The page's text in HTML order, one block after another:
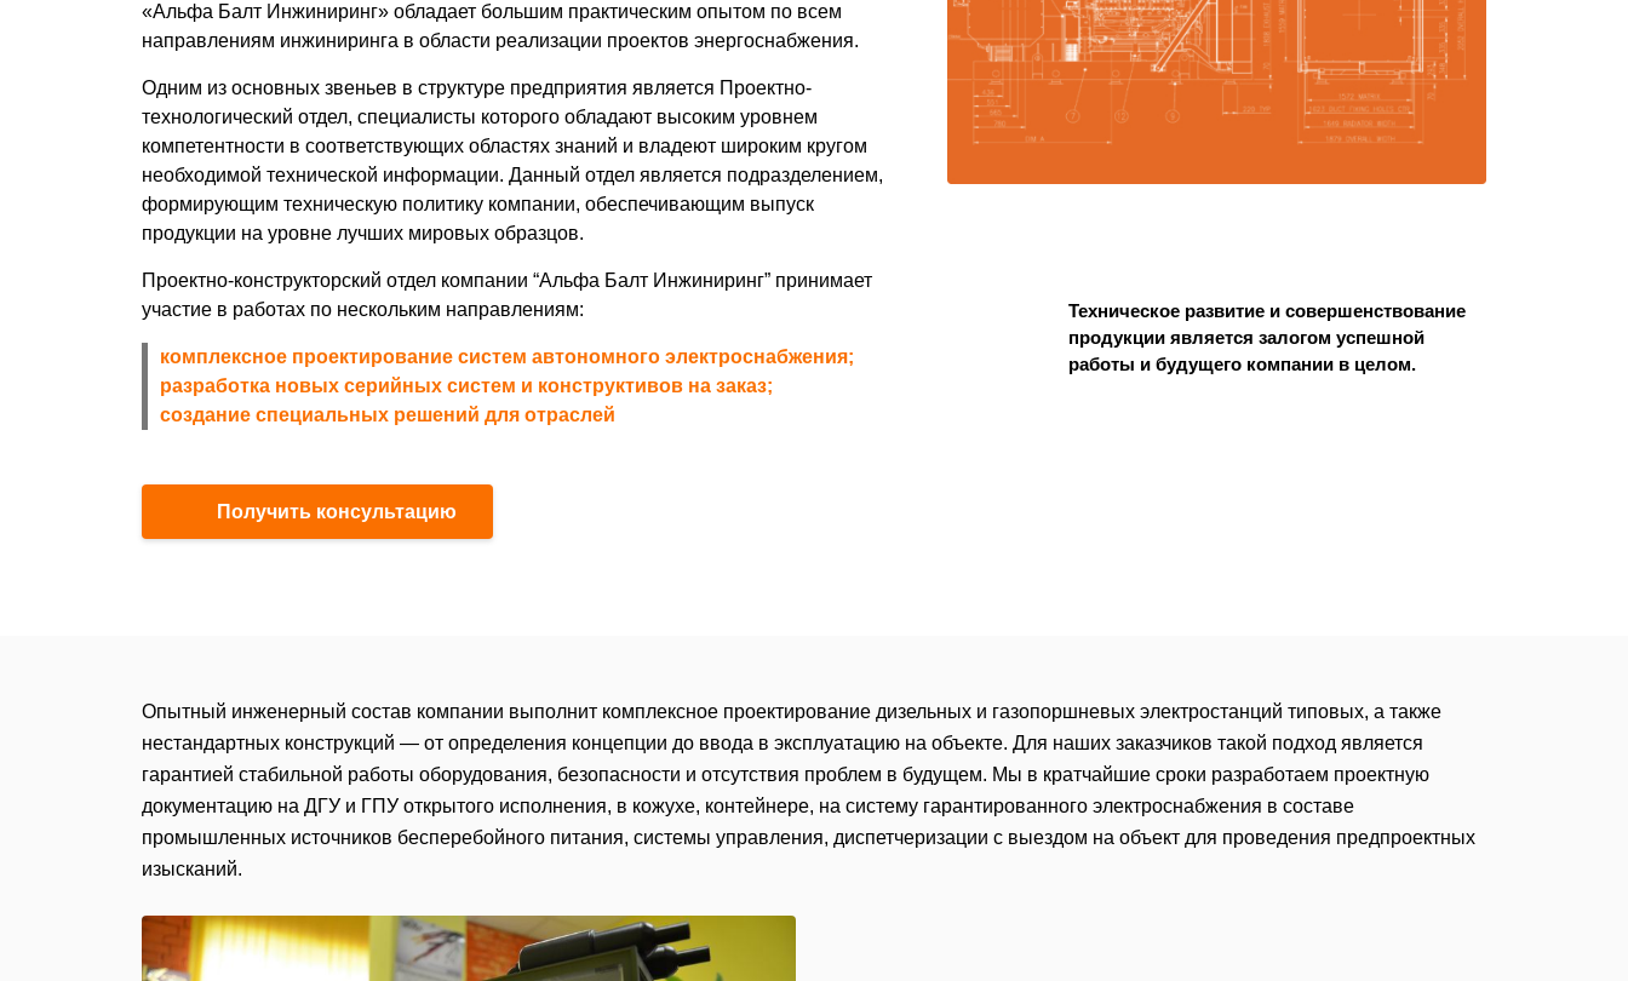
«Альфа Балт Инжиниринг» обладает большим практическим опытом по всем
направлениям инжиниринга в области реализации проектов энергоснабжения.
Одним из основных звеньев в структуре предприятия является Проектно-
технологический отдел, специалисты которого обладают высоким уровнем
компетентности в соответствующих областях знаний и владеют широким кругом
необходимой технической информации. Данный отдел является подразделением,
формирующим техническую политику компании, обеспечивающим выпуск
продукции на уровне лучших мировых образцов.
Проектно-конструкторский отдел компании “Альфа Балт Инжиниринг” принимает
участие в работах по нескольким направлениям:
комплексное проектирование систем автономного электроснабжения;
разработка новых серийных систем и конструктивов на заказ;
создание специальных решений для отраслей
Техническое развитие и совершенствование
продукции является залогом успешной
работы и будущего компании в целом.
Получить консультацию
Опытный инженерный состав компании выполнит комплексное проектирование дизельных и газопоршневых электростанций типовых, а также
нестандартных конструкций — от определения концепции до ввода в эксплуатацию на объекте. Для наших заказчиков такой подход является
гарантией стабильной работы оборудования, безопасности и отсутствия проблем в будущем. Мы в кратчайшие сроки разработаем проектную
документацию на ДГУ и ГПУ открытого исполнения, в кожухе, контейнере, на систему гарантированного электроснабжения в составе
промышленных источников бесперебойного питания, системы управления, диспетчеризации с выездом на объект для проведения предпроектных
изысканий.